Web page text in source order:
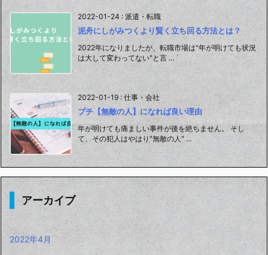
2022-01-24 : 派遣・転職
泥舟にしがみつくより賢く立ち回る方法とは？
2022年になりましたが、転職市場は"年が明けても状況
は大して変わってない"と言 ...
2022-01-19 : 仕事・会社
プチ【無敵の人】になれば良い理由
年が明けても痛ましい事件が後を絶ちません。 そし
て、その犯人はやはり"無敵の人" ...
アーカイブ
2022年4月